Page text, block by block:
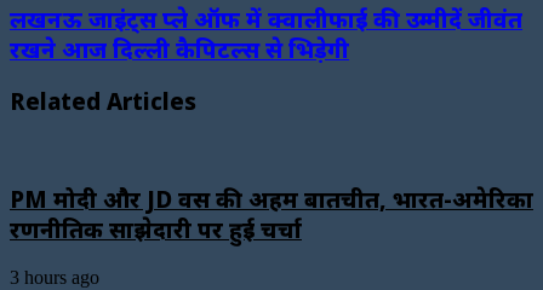
लखनऊ जाइंट्स प्ले ऑफ में क्वालीफाई की उम्मीदें जीवंत
रखने आज दिल्ली कैपिटल्स से भिड़ेगी
Related Articles
PM मोदी और JD वेंस की अहम बातचीत, भारत-अमेरिका
रणनीतिक साझेदारी पर हुई चर्चा
3 hours ago